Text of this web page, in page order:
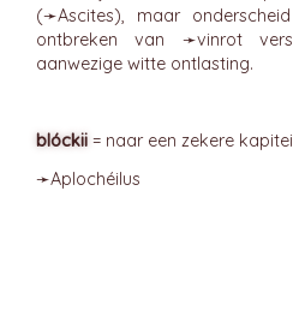
(➛Ascites), maar
ontbreken van ➛vinrot
aanwezige witte ontlasting.
blóckii = naar een zekere
➛Aplochéilus